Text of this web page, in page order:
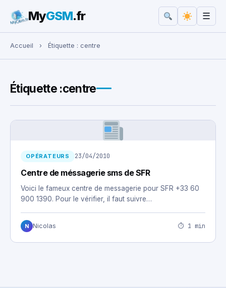
Rechercher :
MyGSM.fr ☰
Accueil › Étiquette : centre
Étiquette :centre
OPÉRATEURS 23/04/2010
Centre de méssagerie sms de SFR
Voici le fameux centre de messagerie pour SFR +33 60
900 1390. Pour le vérifier, il faut suivre…
N Nicolas ⏱ 1 min